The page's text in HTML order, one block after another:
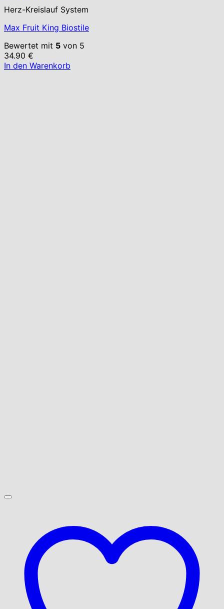
Herz-Kreislauf System
Max Fruit King Biostile
Bewertet mit 5 von 5
34.90 €
In den Warenkorb